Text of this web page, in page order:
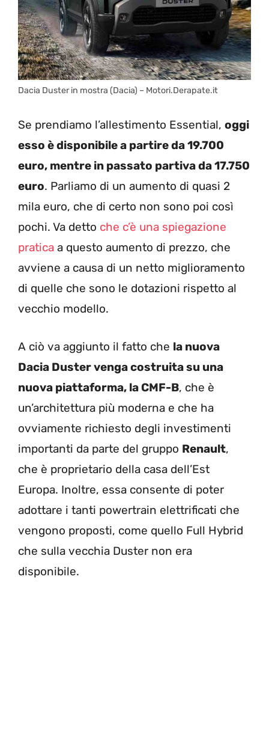
Dacia Duster in mostra (Dacia) – Motori.Derapate.it
Se prendiamo l’allestimento Essential, oggi
esso è disponibile a partire da 19.700
euro, mentre in passato partiva da 17.750
euro. Parliamo di un aumento di quasi 2
mila euro, che di certo non sono poi così
pochi. Va detto che c’è una spiegazione
pratica a questo aumento di prezzo, che
avviene a causa di un netto miglioramento
di quelle che sono le dotazioni rispetto al
vecchio modello.
A ciò va aggiunto il fatto che la nuova
Dacia Duster venga costruita su una
nuova piattaforma, la CMF-B, che è
un’architettura più moderna e che ha
ovviamente richiesto degli investimenti
importanti da parte del gruppo Renault,
che è proprietario della casa dell’Est
Europa. Inoltre, essa consente di poter
adottare i tanti powertrain elettrificati che
vengono proposti, come quello Full Hybrid
che sulla vecchia Duster non era
disponibile.